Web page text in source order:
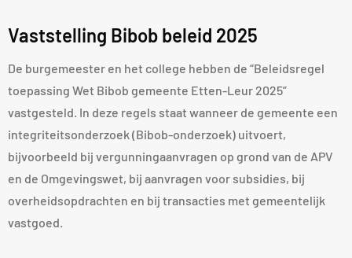
Vaststelling Bibob beleid 2025
De burgemeester en het college hebben de “Beleidsregel
toepassing Wet Bibob gemeente Etten-Leur 2025”
vastgesteld. In deze regels staat wanneer de gemeente een
integriteitsonderzoek (Bibob-onderzoek) uitvoert,
bijvoorbeeld bij vergunningaanvragen op grond van de APV
en de Omgevingswet, bij aanvragen voor subsidies, bij
overheidsopdrachten en bij transacties met gemeentelijk
vastgoed.